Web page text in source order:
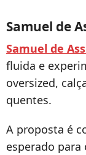
Samuel de
Samuel de
fluida e
oversized,
quentes.
A proposta é
esperado